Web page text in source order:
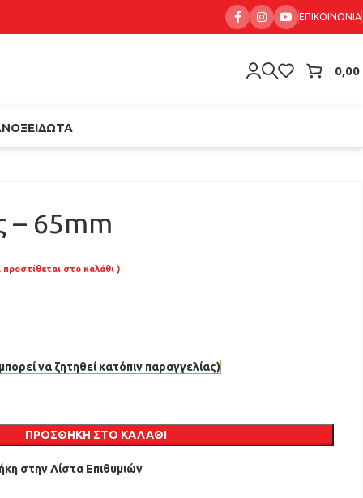
ΕΠΙΚΟΙΝΩΝΊΑ
0,00
– 65mm
στο καλάθι )
να ζητηθεί κατόπιν παραγγελίας)
ΠΡΟΣΘΉΚΗ ΣΤΟ ΚΑΛΆΘΙ
στην Λίστα Επιθυμιών